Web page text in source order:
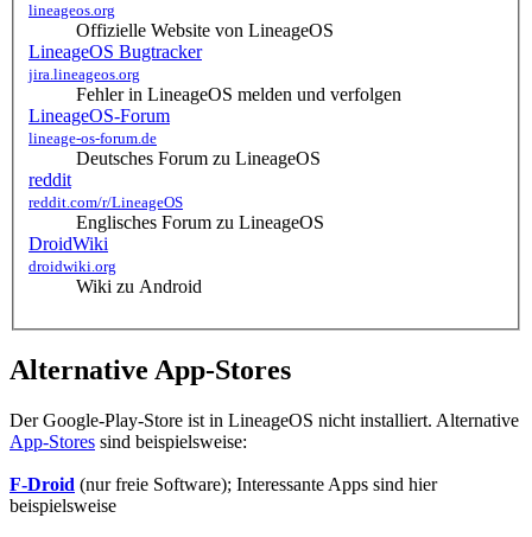
lineageos.org
Offizielle Website von LineageOS
LineageOS Bugtracker
jira.lineageos.org
Fehler in LineageOS melden und verfolgen
LineageOS-Forum
lineage-os-forum.de
Deutsches Forum zu LineageOS
reddit
reddit.com/r/LineageOS
Englisches Forum zu LineageOS
DroidWiki
droidwiki.org
Wiki zu Android
Alternative App-Stores
Der Google-Play-Store ist in LineageOS nicht installiert. Alternative
App-Stores sind beispielsweise:
F-Droid (nur freie Software); Interessante Apps sind hier
beispielsweise